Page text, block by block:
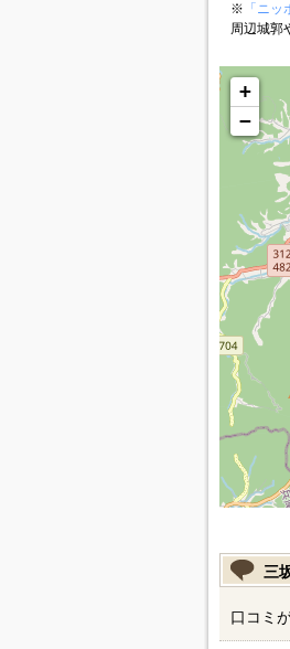
※ 「ニ
周辺城郭
+
−
三
口コミ